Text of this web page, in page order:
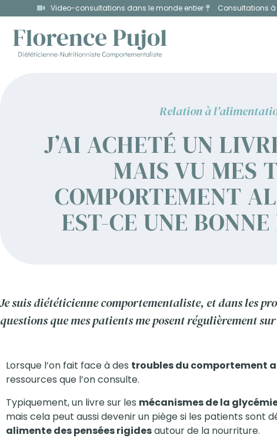
Video-consultations dans le monde entier Consultations
Relation à
J’AI ACHETÉ UN
MAIS VU MES
COMPORTEMENT
EST-CE UNE
Je suis diététicienne comportementaliste, et dans les
questions que mes patients me posent régulièrement
Lorsque l’on fait face à des troubles du comportement
ressources que l’on consulte.
Typiquement, un livre sur les mécanismes de la
mais cela peut aussi devenir un piège si les patients sont
alimente des pensées rigidesautour de la nourriture.